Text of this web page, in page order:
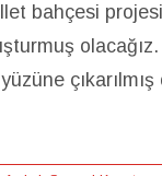
bahçesi
çıkarılmış